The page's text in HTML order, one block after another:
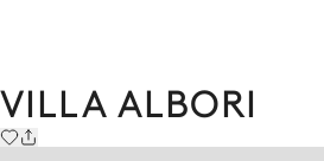
VILLA ALBORI